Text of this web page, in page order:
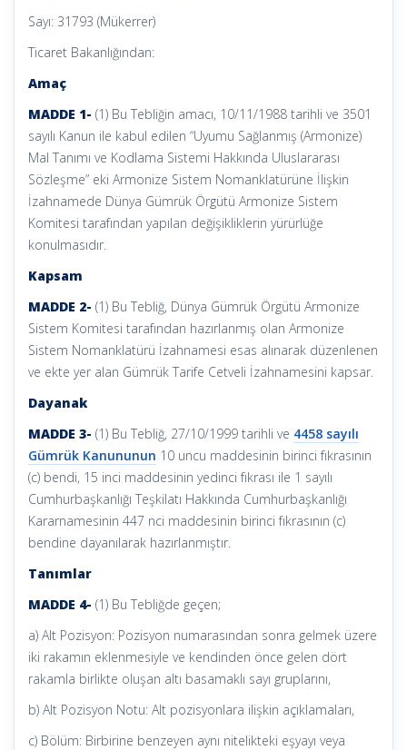
Sayı: 31793 (Mükerrer)
Ticaret Bakanlığından:
Amaç
MADDE 1- (1) Bu Tebliğin amacı, 10/11/1988 tarihli ve 3501
sayılı Kanun ile kabul edilen “Uyumu Sağlanmış (Armonize)
Mal Tanımı ve Kodlama Sistemi Hakkında Uluslararası
Sözleşme” eki Armonize Sistem Nomanklatürüne İlişkin
İzahnamede Dünya Gümrük Örgütü Armonize Sistem
Komitesi tarafından yapılan değişikliklerin yürürlüğe
konulmasıdır.
Kapsam
MADDE 2- (1) Bu Tebliğ, Dünya Gümrük Örgütü Armonize
Sistem Komitesi tarafından hazırlanmış olan Armonize
Sistem Nomanklatürü İzahnamesi esas alınarak düzenlenen
ve ekte yer alan Gümrük Tarife Cetveli İzahnamesini kapsar.
Dayanak
MADDE 3- (1) Bu Tebliğ, 27/10/1999 tarihli ve 4458 sayılı
Gümrük Kanununun 10 uncu maddesinin birinci fıkrasının
(c) bendi, 15 inci maddesinin yedinci fıkrası ile 1 sayılı
Cumhurbaşkanlığı Teşkilatı Hakkında Cumhurbaşkanlığı
Kararnamesinin 447 nci maddesinin birinci fıkrasının (c)
bendine dayanılarak hazırlanmıştır.
Tanımlar
MADDE 4- (1) Bu Tebliğde geçen;
a) Alt Pozisyon: Pozisyon numarasından sonra gelmek üzere
iki rakamın eklenmesiyle ve kendinden önce gelen dört
rakamla birlikte oluşan altı basamaklı sayı gruplarını,
b) Alt Pozisyon Notu: Alt pozisyonlara ilişkin açıklamaları,
c) Bölüm: Birbirine benzeyen aynı nitelikteki eşyayı veya